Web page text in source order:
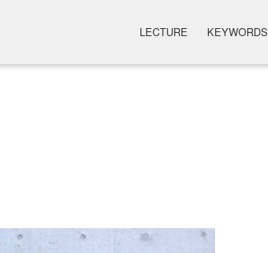
LECTURE KEYWORDS